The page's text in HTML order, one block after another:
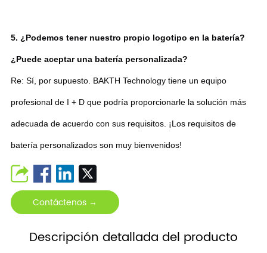
5. ¿Podemos tener nuestro propio logotipo en la batería?
¿Puede aceptar una batería personalizada?
Re: Sí, por supuesto. BAKTH Technology tiene un equipo
profesional de I + D que podría proporcionarle la solución más
adecuada de acuerdo con sus requisitos. ¡Los requisitos de
batería personalizados son muy bienvenidos!
Contáctenos →
Descripción detallada del producto